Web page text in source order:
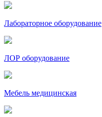
Лабораторное оборудование
ЛОР оборудование
Мебель медицинская